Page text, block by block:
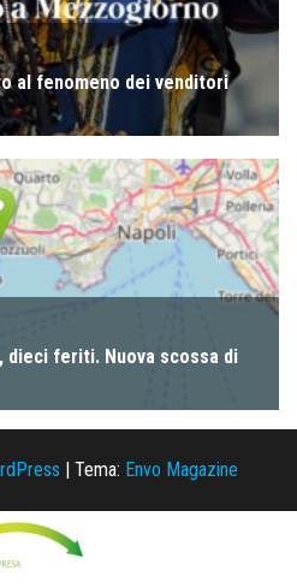
| Tema: Envo Magazine